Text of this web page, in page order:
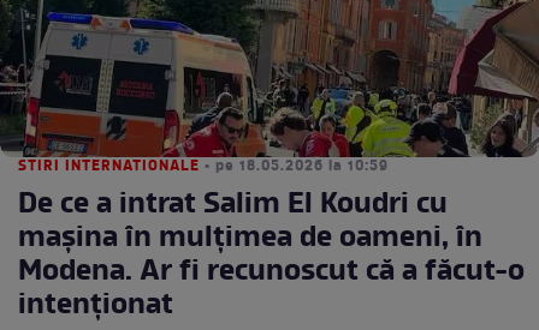
STIRI INTERNATIONALE • pe 18.05.2026 la 10:59
De ce a intrat Salim El Koudri cu
mașina în mulțimea de oameni, în
Modena. Ar fi recunoscut că a făcut-o
intenționat